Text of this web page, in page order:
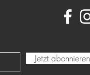
Jetzt abonnieren